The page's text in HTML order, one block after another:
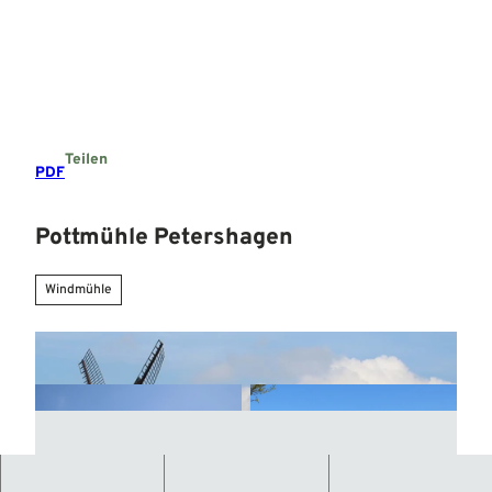
PDF
Teilen
Pottmühle Petershagen
Windmühle